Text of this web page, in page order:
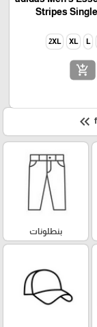
Stripes
L
XL
2XL
add_shopping_cart
keyboard_double_arrow_left
بنطلونات